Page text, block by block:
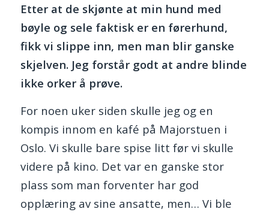
Etter at de skjønte at min hund med
bøyle og sele faktisk er en førerhund,
fikk vi slippe inn, men man blir ganske
skjelven. Jeg forstår godt at andre blinde
ikke orker å prøve.
For noen uker siden skulle jeg og en
kompis innom en kafé på Majorstuen i
Oslo. Vi skulle bare spise litt før vi skulle
videre på kino. Det var en ganske stor
plass som man forventer har god
opplæring av sine ansatte, men… Vi ble